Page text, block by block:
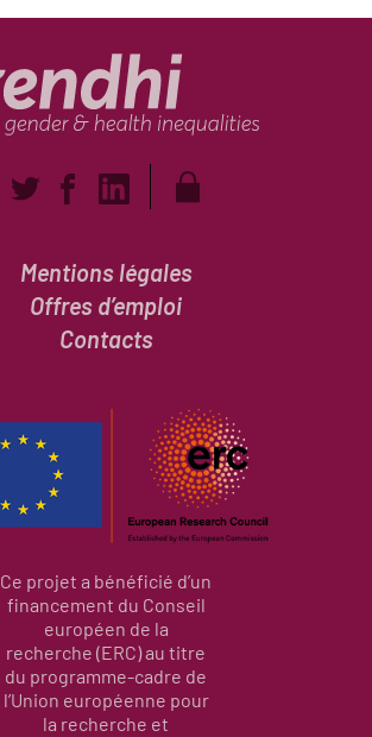
Mentions légales
Offres d’emploi
Contacts
Ce projet a bénéficié d’un
financement du Conseil
européen de la
recherche (ERC) au titre
du programme-cadre de
l’Union européenne pour
la recherche et